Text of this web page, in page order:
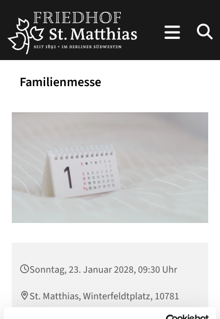
Familienmesse
Sonntag, 23. Januar 2028, 09:30 Uhr
St. Matthias, Winterfeldtplatz, 10781
Berlin